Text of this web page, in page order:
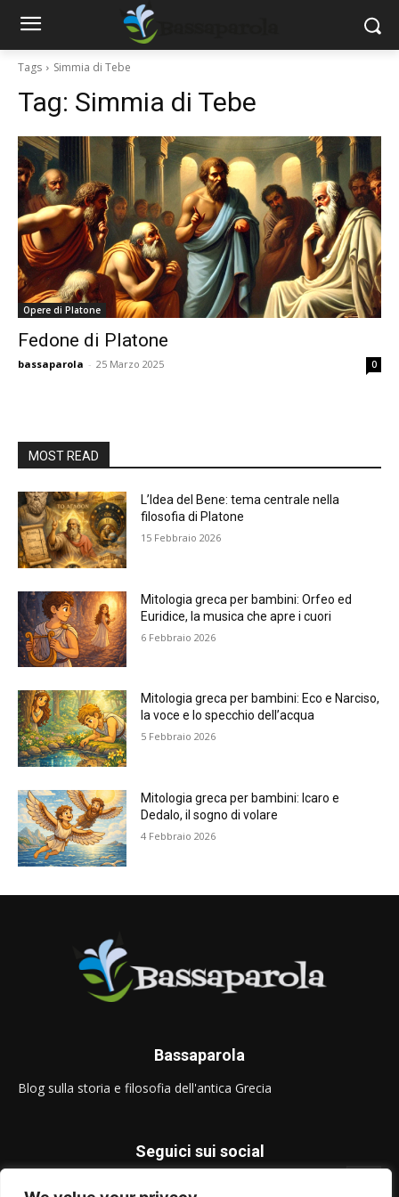
Tags Simmia di Tebe
Tag: Simmia di Tebe
Opere di Platone
Fedone di Platone
bassaparola - 25 Marzo 2025 0
MOST READ
L’Idea del Bene: tema centrale nella
filosofia di Platone
15 Febbraio 2026
Mitologia greca per bambini: Orfeo ed
Euridice, la musica che apre i cuori
6 Febbraio 2026
Mitologia greca per bambini: Eco e Narciso,
la voce e lo specchio dell’acqua
5 Febbraio 2026
Mitologia greca per bambini: Icaro e
Dedalo, il sogno di volare
4 Febbraio 2026
Bassaparola
Blog sulla storia e filosofia dell'antica Grecia
Seguici sui social